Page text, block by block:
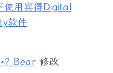
使用宾得Digital
软件
Bear 修改